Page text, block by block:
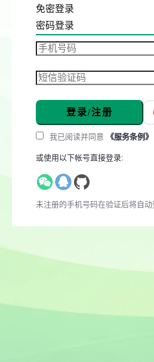
免密登录
密码登录
登录/注册
我已阅读并同意 《服务条例》
或使用以下帐号直接登录:
未注册的手机号码在验证后将自动